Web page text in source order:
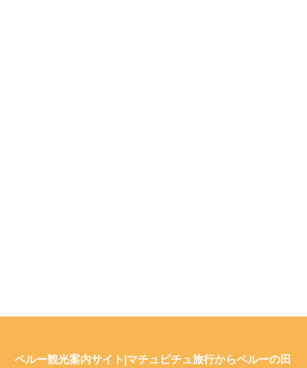
ペルー観光案内サイト|マチュピチュ旅行からペルーの田